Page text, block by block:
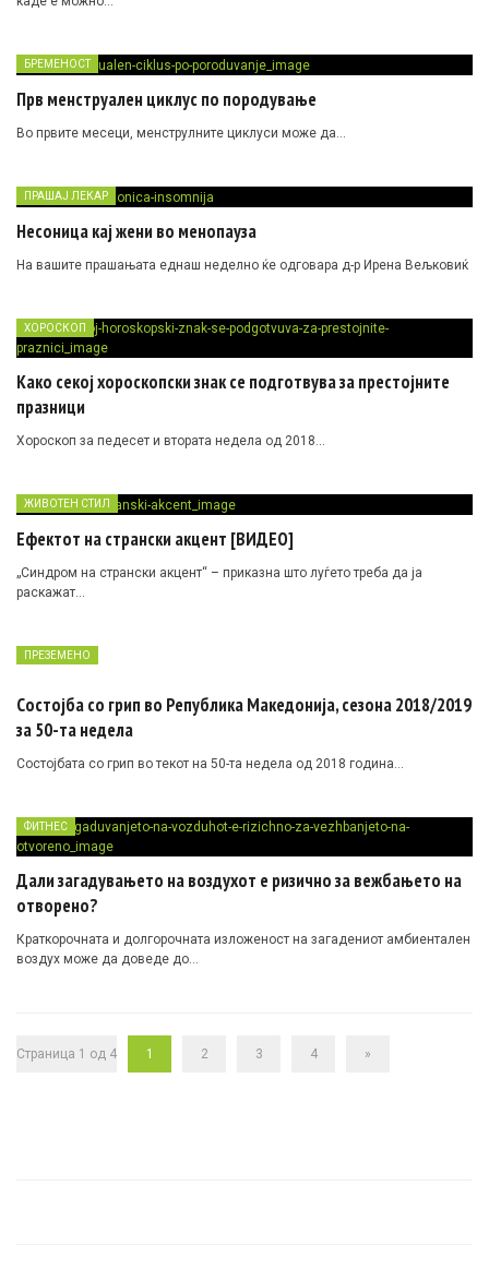
БРЕМЕНОСТ
Прв менструален циклус по породување
Во првите месеци, менструлните циклуси може да…
ПРАШАЈ ЛЕКАР
Несоница кај жени во менопауза
На вашите прашањата еднаш неделно ќе одговара д-р Ирена Вељковиќ
ХОРОСКОП
Како секој хороскопски знак се подготвува за престојните
празници
Хороскоп за педесет и втората недела од 2018…
ЖИВОТЕН СТИЛ
Ефектот на странски акцент [ВИДЕО]
„Синдром на странски акцент“ – приказна што луѓето треба да ја
раскажат…
ПРЕЗЕМЕНО
Состојба со грип во Република Македонија, сезона 2018/2019
за 50-та недела
Состојбата со грип во текот на 50-та недела од 2018 година…
ФИТНЕС
Дали загадувањето на воздухот е ризично за вежбањето на
отворено?
Краткорочната и долгорочната изложеност на загадениот амбиентален
воздух може да доведе до…
Страница 1 од 4 1 2 3 4 »